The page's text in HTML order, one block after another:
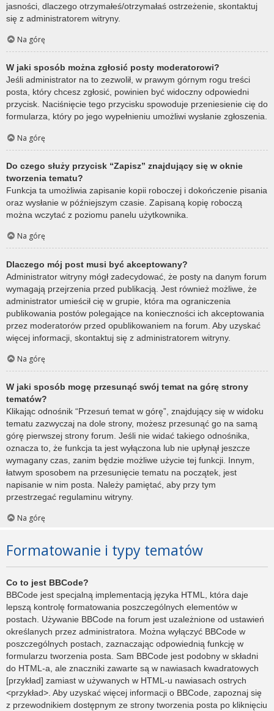
jasności, dlaczego otrzymałeś/otrzymałaś ostrzeżenie, skontaktuj
się z administratorem witryny.
Na górę
W jaki sposób można zgłosić posty moderatorowi?
Jeśli administrator na to zezwolił, w prawym górnym rogu treści
posta, który chcesz zgłosić, powinien być widoczny odpowiedni
przycisk. Naciśnięcie tego przycisku spowoduje przeniesienie cię do
formularza, który po jego wypełnieniu umożliwi wysłanie zgłoszenia.
Na górę
Do czego służy przycisk “Zapisz” znajdujący się w oknie
tworzenia tematu?
Funkcja ta umożliwia zapisanie kopii roboczej i dokończenie pisania
oraz wysłanie w późniejszym czasie. Zapisaną kopię roboczą
można wczytać z poziomu panelu użytkownika.
Na górę
Dlaczego mój post musi być akceptowany?
Administrator witryny mógł zadecydować, że posty na danym forum
wymagają przejrzenia przed publikacją. Jest również możliwe, że
administrator umieścił cię w grupie, która ma ograniczenia
publikowania postów polegające na konieczności ich akceptowania
przez moderatorów przed opublikowaniem na forum. Aby uzyskać
więcej informacji, skontaktuj się z administratorem witryny.
Na górę
W jaki sposób mogę przesunąć swój temat na górę strony
tematów?
Klikając odnośnik “Przesuń temat w górę”, znajdujący się w widoku
tematu zazwyczaj na dole strony, możesz przesunąć go na samą
górę pierwszej strony forum. Jeśli nie widać takiego odnośnika,
oznacza to, że funkcja ta jest wyłączona lub nie upłynął jeszcze
wymagany czas, zanim będzie możliwe użycie tej funkcji. Innym,
łatwym sposobem na przesunięcie tematu na początek, jest
napisanie w nim posta. Należy pamiętać, aby przy tym
przestrzegać regulaminu witryny.
Na górę
Formatowanie i typy tematów
Co to jest BBCode?
BBCode jest specjalną implementacją języka HTML, która daje
lepszą kontrolę formatowania poszczególnych elementów w
postach. Używanie BBCode na forum jest uzależnione od ustawień
określanych przez administratora. Można wyłączyć BBCode w
poszczególnych postach, zaznaczając odpowiednią funkcję w
formularzu tworzenia posta. Sam BBCode jest podobny w składni
do HTML-a, ale znaczniki zawarte są w nawiasach kwadratowych
[przykład] zamiast w używanych w HTML-u nawiasach ostrych
<przykład>. Aby uzyskać więcej informacji o BBCode, zapoznaj się
z przewodnikiem dostępnym ze strony tworzenia posta po kliknięciu